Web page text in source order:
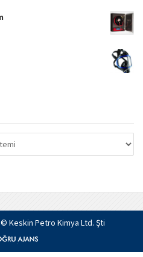
© Keskin Petro Kimya Ltd. Şti